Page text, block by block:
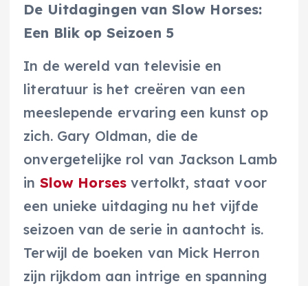
De Uitdagingen van Slow Horses:
Een Blik op Seizoen 5
In de wereld van televisie en
literatuur is het creëren van een
meeslepende ervaring een kunst op
zich. Gary Oldman, die de
onvergetelijke rol van Jackson Lamb
in Slow Horses vertolkt, staat voor
een unieke uitdaging nu het vijfde
seizoen van de serie in aantocht is.
Terwijl de boeken van Mick Herron
zijn rijkdom aan intrige en spanning